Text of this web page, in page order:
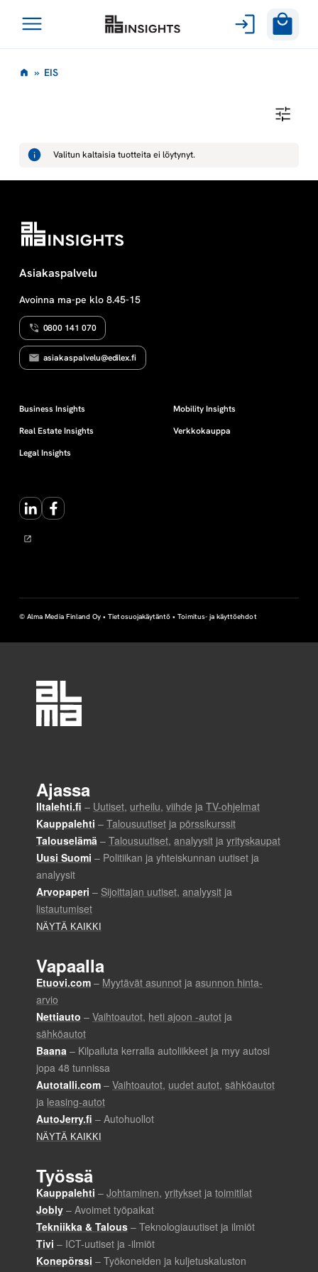
sisältöön
Avaa
E
S
» EIS
Valitun kaltaisia tuotteita ei löytynyt.
Asiakaspalvelu
Avoinna ma-pe klo 8.45-15
0800 141 070
asiakaspalvelu@edilex.fi
Business Insights
Real Estate Insights
Legal Insights
Mobility Insights
Verkkokauppa
LinkedInFacebook
© Alma Media Finland Oy •Tietosuojakäytäntö •Toimitus- ja käyttöehdot